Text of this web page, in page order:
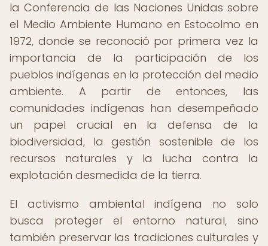
la Conferencia de las Naciones Unidas sobre
el Medio Ambiente Humano en Estocolmo en
1972, donde se reconoció por primera vez la
importancia de la participación de los
pueblos indígenas en la protección del medio
ambiente. A partir de entonces, las
comunidades indígenas han desempeñado
un papel crucial en la defensa de la
biodiversidad, la gestión sostenible de los
recursos naturales y la lucha contra la
explotación desmedida de la tierra.
El activismo ambiental indígena no solo
busca proteger el entorno natural, sino
también preservar las tradiciones culturales y